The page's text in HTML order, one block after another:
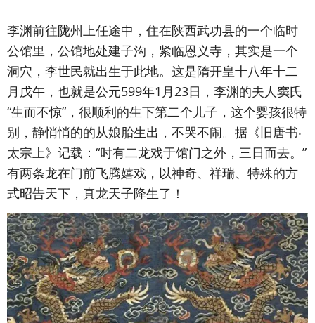
李渊前往陇州上任途中，住在陕西武功县的一个临时
公馆里，公馆地处建子沟，紧临恩义寺，其实是一个
洞穴，李世民就出生于此地。这是隋开皇十八年十二
月戊午，也就是公元599年1月23日，李渊的夫人窦氏
“生而不惊”，很顺利的生下第二个儿子，这个婴孩很特
别，静悄悄的的从娘胎生出，不哭不闹。据《旧唐书‧
太宗上》记载：“时有二龙戏于馆门之外，三日而去。”
有两条龙在门前飞腾嬉戏，以神奇、祥瑞、特殊的方
式昭告天下，真龙天子降生了！